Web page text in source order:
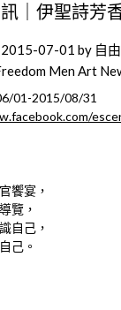
訊｜伊聖詩芳
2015-07-01 by 自
Men Art
01-2015/08/31
饗宴，
覽，
自己，
己。